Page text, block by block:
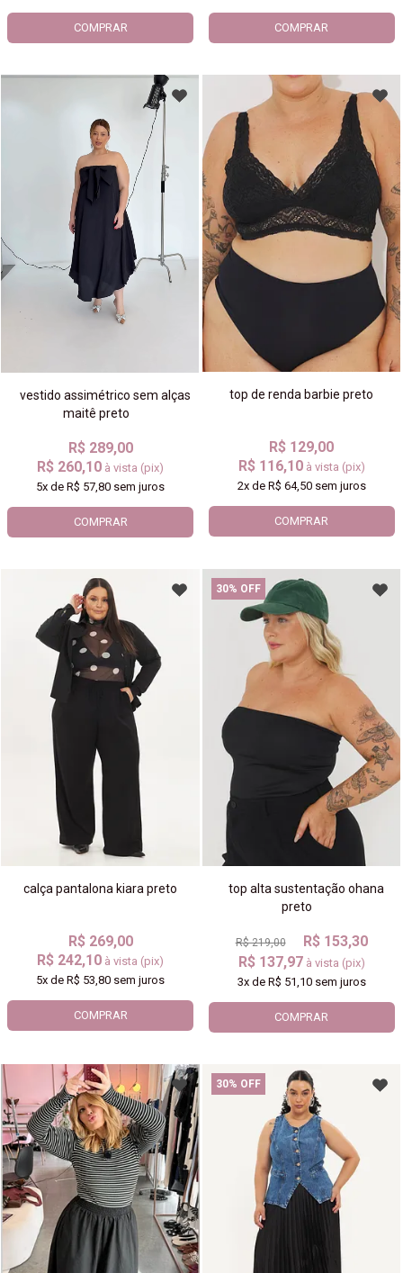
COMPRAR COMPRAR
vestido assimétrico sem alças
maitê preto
R$ 289,00
R$ 260,10 à vista (pix)
5x deR$ 57,80 sem juros
COMPRAR
top de renda barbie preto
R$ 129,00
R$ 116,10 à vista (pix)
2xde R$ 64,50sem juros
COMPRAR
calça pantalona kiara preto
R$ 269,00
R$ 242,10 à vista (pix)
5x deR$ 53,80 sem juros
COMPRAR
30% OFF
top alta sustentação ohana
preto
R$ 219,00
R$ 153,30
R$ 137,97 à vista (pix)
3xde R$ 51,10sem juros
COMPRAR
30% OFF